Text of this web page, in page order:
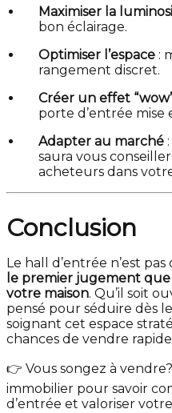
Maximiser la
bon éclairage.
Optimiser l’espace :
rangement discret.
Créer un effet
porte d’entrée mise
Adapter au marché
saura vous
acheteurs dans
Conclusion
Le hall d’entrée n’est pas
le premier jugement
votre maison. Qu’il soit
pensé pour séduire dès
soignant cet espace
chances de vendre
👉 Vous songez à
immobilier pour savoir
d’entrée et valoriser